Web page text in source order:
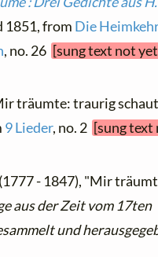
1851, from Die
, no. 26 [sung text not yet
träumte: traurig
9 Lieder, no. 2 [sung text
(1777 - 1847), "Mir
aus der Zeit vom 17ten
und